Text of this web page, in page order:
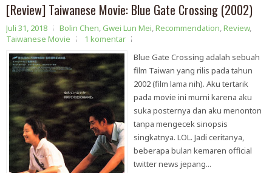
[Review] Taiwanese Movie: Blue Gate Crossing (2002)
Juli 31, 2018 Bolin Chen,Gwei Lun Mei,Recommendation,Review,
Taiwanese Movie
1 komentar
Blue Gate Crossing adalah sebuah
film Taiwan yang rilis pada tahun
2002 (film lama nih). Aku tertarik
pada movie ini murni karena aku
suka posternya dan aku menonton
tanpa mengecek sinopsis
singkatnya. LOL. Jadi ceritanya,
beberapa bulan kemaren official
twitter news jepang...